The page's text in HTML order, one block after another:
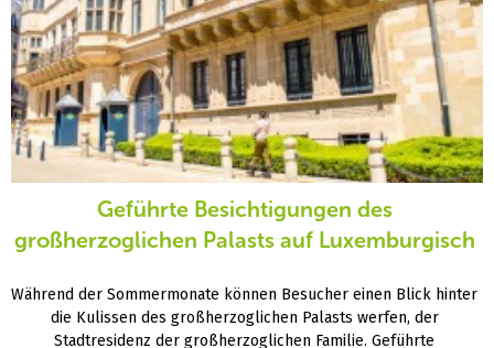
Geführte Besichtigungen des
großherzoglichen Palasts auf Luxemburgisch
Während der Sommermonate können Besucher einen Blick hinter
die Kulissen des großherzoglichen Palasts werfen, der
Stadtresidenz der großherzoglichen Familie. Geführte